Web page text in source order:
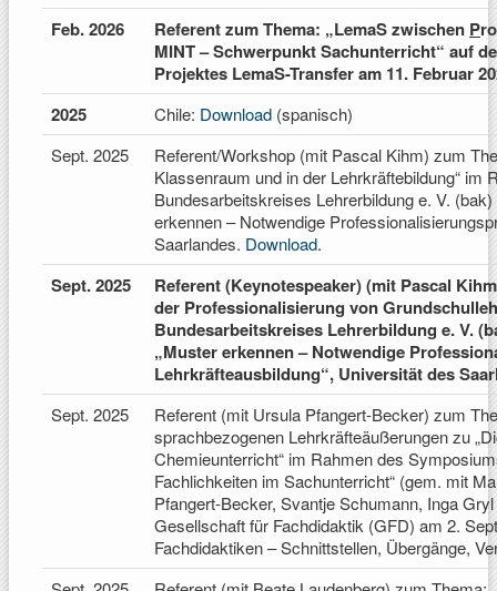
Feb. 2026 Referent zum Thema: „LemaS zwischen P
MINT – Schwerpunkt Sachunterricht“ auf
Projektes LemaS-Transfer am 11. Februar
2025
Chile: Download (spanisch)
Sept. 2025
Referent/Workshop (mit Pascal Kihm) zum
Klassenraum und in der Lehrkräftebildung“ im
Bundesarbeitskreises Lehrerbildung e. V.
erkennen – Notwendige
Saarlandes. Download.
Sept. 2025 Referent (Keynotespeaker) (mit Pascal
der Professionalisierung von
Bundesarbeitskreises Lehrerbildung e. V.
„Muster erkennen – Notwendige
Lehrkräfteausbildung“, Universität des
Sept. 2025
Referent (mit Ursula Pfangert-Becker) zum
sprachbezogenen Lehrkräfteäußerungen zu
Chemieunterricht“ im Rahmen des
Fachlichkeiten im Sachunterricht“ (gem. mit
Pfangert-Becker, Svantje Schumann, Inga
Gesellschaft für Fachdidaktik (GFD) am 2.
Fachdidaktiken – Schnittstellen, Übergänge,